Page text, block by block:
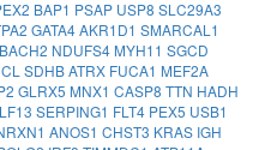
BAP1 PSAP USP8 SLC29A3
GATA4AKR1D1 SMARCAL1
BACH2 NDUFS4 MYH11 SGCD
SDHBATRX FUCA1 MEF2A
GLRX5 MNX1 CASP8 TTN HADH
SERPING1 FLT4 PEX5 USB1
ANOS1 CHST3 KRAS IGH